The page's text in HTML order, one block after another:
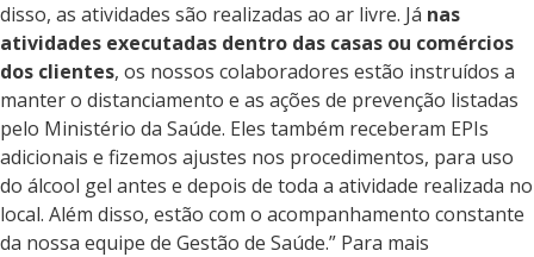
disso, as atividades são realizadas ao ar livre. Já nas
atividades executadas dentro das casas ou comércios
dos clientes, os nossos colaboradores estão instruídos a
manter o distanciamento e as ações de prevenção listadas
pelo Ministério da Saúde. Eles também receberam EPIs
adicionais e fizemos ajustes nos procedimentos, para uso
do álcool gel antes e depois de toda a atividade realizada no
local. Além disso, estão com o acompanhamento constante
da nossa equipe de Gestão de Saúde.” Para mais